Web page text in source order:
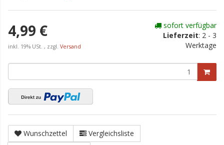
4,99 €
inkl. 19% USt. , zzgl. Versand
sofort verfügbar
Lieferzeit: 2 - 3
Werktage
Wunschzettel
Vergleichsliste